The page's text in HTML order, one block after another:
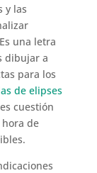
y las
una letra
dibujar a
para los
de elipses
cuestión
de